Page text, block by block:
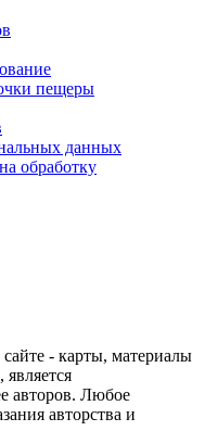
пещеры
данных
обработку
- карты, материалы
авторов. Любое
авторства и